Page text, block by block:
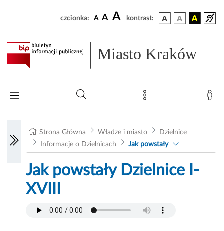
czcionka: A A A kontrast:
Miasto Kraków
Strona Główna Władze i miasto
Dzielnice
Informacje o Dzielnicach
Jak powstały
Jak powstały Dzielnice I-
XVIII